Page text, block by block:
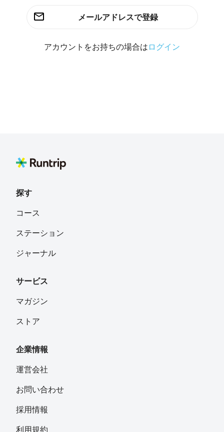
メールアドレスで登録
アカウントをお持ちの場合は ログイン
探す
コース
ステーション
ジャーナル
サービス
マガジン
ストア
企業情報
運営会社
お問い合わせ
採用情報
利用規約